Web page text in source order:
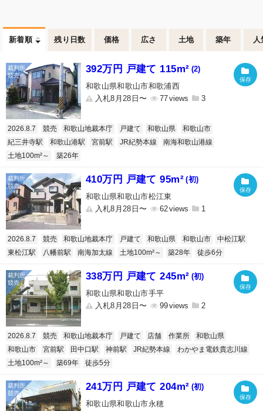
新着順 残り日数 価格 広さ 土地 築年 人
392万円 戸建て 115m² (2)
和歌山県和歌山市和歌浦西
入札8月28日〜
77 3
2026.8.7 競売 和歌山地裁本庁 戸建て 和歌山県
和歌山市
紀三井寺駅
和歌山港駅 宮前駅 JR紀勢本線
南海和歌山港線
土地100m²～
築26年
410万円 戸建て 95m² (初)
和歌山県和歌山市松江東
入札8月28日〜
62 1
2026.8.7 競売 和歌山地裁本庁 戸建て 和歌山県 和歌山市
中松江駅
東松江駅
八幡前駅 南海加太線 土地100m²～ 築28年 徒歩6分
338万円 戸建て 245m² (初)
和歌山県和歌山市手平
入札8月28日〜
99 2
2026.8.7 競売 和歌山地裁本庁 戸建て 店舗 作業所
和歌山県
和歌山市
宮前駅 田中口駅 神前駅 JR紀勢本線
わかやま電鉄貴志川線
土地100m²～
築69年 徒歩5分
241万円 戸建て 204m² (初)
和歌山県和歌山市永穂